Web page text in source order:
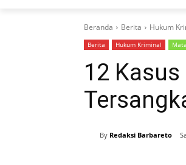
Beranda Berita Hukum
Berita Hukum Kriminal
12
By Redaksi Barbareto